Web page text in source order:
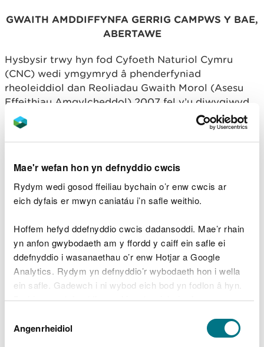
Mae'r wefan hon yn defnyddio cwcis
Rydym wedi gosod ffeiliau bychain o’r enw cwcis ar
eich dyfais er mwyn caniatáu i’n safle weithio.
Hoffem hefyd ddefnyddio cwcis dadansoddi. Mae’r rhain
yn anfon gwybodaeth am y ffordd y caiff ein safle ei
ddefnyddio i wasanaethau o’r enw Hotjar a Google
Analytics. Rydym yn defnyddio’r wybodaeth hon i wella
ein safle. Gadewch i ni wybod eich bod yn fodlon â hyn.
Byddwn yn defnyddio cwci i gadw eich dewis.
Gellirdarllen mwy am ein cwcis cyn i chi ddewis.
Caniatâd
Angenrheidiol
GWAITH AMDDIFFYNFA GERRIG CAMPWS Y BAE,
ABERTAWE
Hysbysir trwy hyn fod Cyfoeth Naturiol Cymru
(CNC) wedi ymgymryd â phenderfyniad
rheoleiddiol dan Reoliadau Gwaith Morol (Asesu
Effeithiau Amgylcheddol) 2007 fel y’u diwygiwyd
(y Rheoliadau Asesu Effeithiau Amgylcheddol) o
ran y prosiect uchod.
Amgylcheddol, mae Cyfoeth Naturiol Cymru wedi
penderfynu rhoi cymeradwyaeth reoleiddiol ar
gyfer y prosiect yn amodol ar osod amodau.
Mae copi ysgrifenedig o’r penderfyniad rheoleiddio
ar gael i’r cyhoedd ar gofrestr gyhoeddus CNC
https://publicregister.naturalresources.wales/
Gallwch chwilio am y dogfennau gan ddefnyddio’r
cyfeirnod cais CML1902. Yng ngoleuni’r sefyllfa
a dogfennau ategol ar gael mewn lleoliad
cyhoeddus ar hyn o bryd.